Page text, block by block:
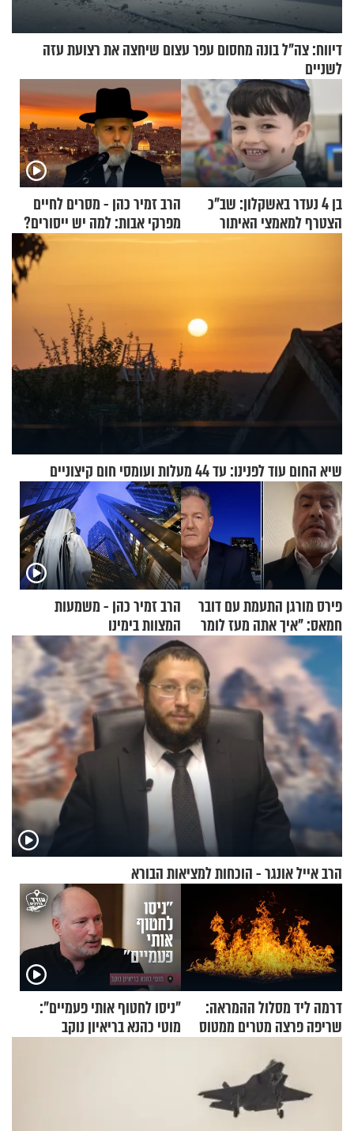
דיווח: צה"ל בונה מחסום עפר עצום שיחצה את רצועת עזה
לשניים
בן 4 נעדר באשקלון: שב"כ
הצטרף למאמצי האיתור
הרב זמיר כהן - מסרים לחיים
מפרקי אבות: למה יש ייסורים?
שיא החום עוד לפנינו: עד 44 מעלות ועומסי חום קיצוניים
פירס מורגן התעמת עם דובר
חמאס: "איך אתה מעז לומר
שלא ביצעתם פשעי מלחמה?!"
הרב זמיר כהן - משמעות
המצוות בימינו
הרב אייל אונגר - הוכחות למציאות הבורא
דרמה ליד מסלול ההמראה:
שריפה פרצה מטרים ממטוס
"ניסו לחטוף אותי פעמיים":
מוטי כהנא בריאיון נוקב